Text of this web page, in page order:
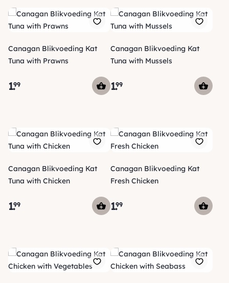
Canagan Blikvoeding Kat
Tuna with Prawns
1.99
Canagan Blikvoeding Kat
Tuna with Mussels
1.99
Canagan Blikvoeding Kat
Tuna with Chicken
1.99
Canagan Blikvoeding Kat
Fresh Chicken
1.99